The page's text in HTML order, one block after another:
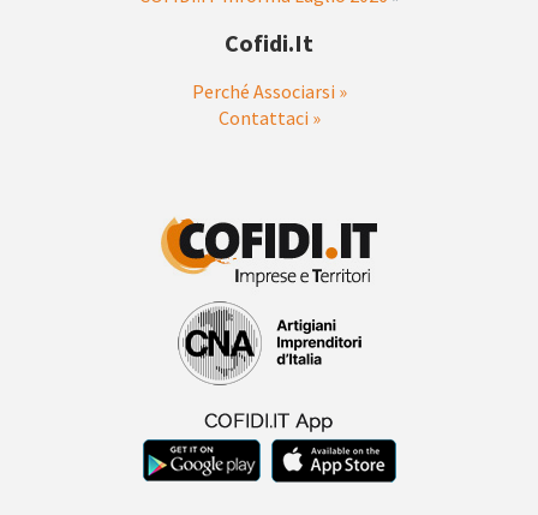
Cofidi.it
Perché Associarsi »
Contattaci »